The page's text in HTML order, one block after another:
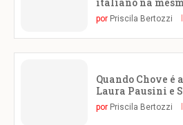
por Priscila Bertozzi
Quando Chove é
Laura Pausini e
por Priscila Bertozzi